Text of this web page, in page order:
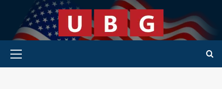
content
Primary Menu